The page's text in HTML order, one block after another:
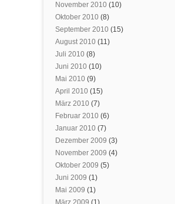
November 2010 (10)
Oktober 2010 (8)
September 2010 (15)
August 2010 (11)
Juli 2010 (8)
Juni 2010 (10)
Mai 2010 (9)
April 2010 (15)
März 2010 (7)
Februar 2010 (6)
Januar 2010 (7)
Dezember 2009 (3)
November 2009 (4)
Oktober 2009 (5)
Juni 2009 (1)
Mai 2009 (1)
März 2009 (1)